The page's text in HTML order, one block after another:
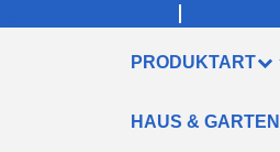
PRODUKTART
HAUS & GARTEN